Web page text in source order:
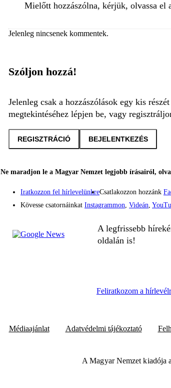
Mielőtt hozzászólna, kérjük, olvassa el
Jelenleg nincsenek kommentek.
Szóljon hozzá!
Jelenleg csak a hozzászólások egy kis
megtekintéséhez lépjen be, vagy
REGISZTRÁCIÓ BEJELENTKEZÉS
Ne maradjon le a Magyar Nemzet legjobb írásairól,
Iratkozzon fel hírlevelünkreCsatlakozzon hozzánk
Kövesse csatornáinkat Instagrammon, Videán,
A legfrissebb
oldalán is!
Feliratkozom a
Médiaajánlat Adatvédelmi tájékoztató
A Magyar Nemzet kiadója